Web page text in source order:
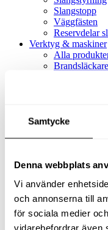
Samtycke
Denna webbplats
Vi använder
och annonserna till
för sociala medier
vidarebefordrar även
Slangstopp
Väggfästen
Reservdelar
Verktyg & maskiner
Alla
Brandsläckare
Alla
Adaptrar